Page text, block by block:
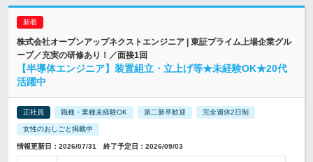
株式会社オープンアップネクストエンジニア | 東証プライム上場企業グル
ープ／充実の研修あり！／面接1回
【半導体エンジニア】装置組立・立上げ等★未経験OK★20代
活躍中
正社員 職種・業種未経験OK 第二新卒歓迎 完全週休2日制
女性のおしごと掲載中
情報更新日：2026/07/31 終了予定日：2026/09/03